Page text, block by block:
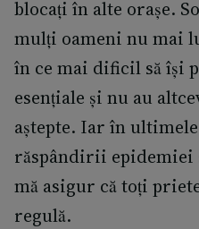
blocați în alte orașe.
mulți oameni nu mai
în ce mai dificil să își
esențiale și nu au
aștepte. Iar în
răspândirii epidemiei
mă asigur că toți
regulă.